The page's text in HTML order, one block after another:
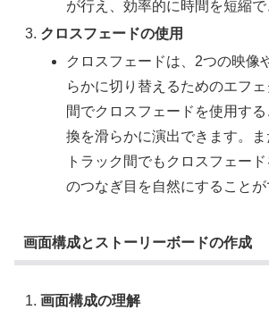
が行え、効率的に時間を短縮で
クロスフェードの使用
クロスフェードは、2つの映像
らかに切り替えるためのエフ
間でクロスフェードを使用す
換を滑らかに演出できます。
トラック間でもクロスフェー
のつなぎ目を自然にすることが
画面構成とストーリーボードの作成
画面構成の理解